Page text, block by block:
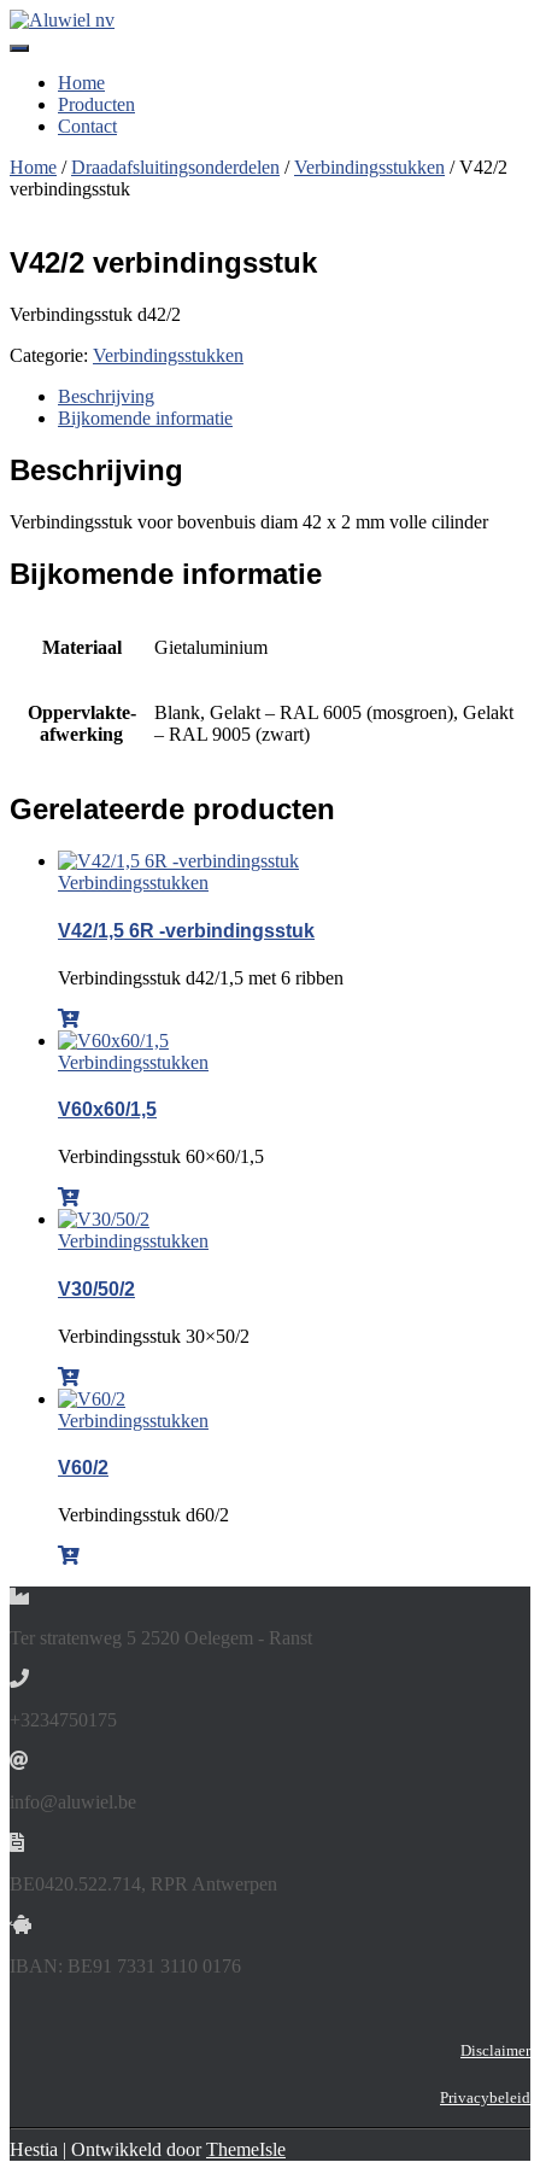
Navigatie
aan-/uitzetten
Home
Producten
Contact
Home /Draadafsluitingsonderdelen /Verbindingsstukken / V42/2
verbindingsstuk
V42/2 verbindingsstuk
Verbindingsstuk d42/2
Categorie: Verbindingsstukken
Beschrijving
Bijkomende informatie
Beschrijving
Verbindingsstuk voor bovenbuis diam 42 x 2 mm volle cilinder
Bijkomende informatie
Materiaal Gietaluminium
Oppervlakte-
afwerking
Blank, Gelakt – RAL 6005 (mosgroen), Gelakt
– RAL 9005 (zwart)
Gerelateerde producten
Verbindingsstukken
V42/1,5 6R -verbindingsstuk
Verbindingsstuk d42/1,5 met 6 ribben
Verbindingsstukken
V60x60/1,5
Verbindingsstuk 60×60/1,5
Verbindingsstukken
V30/50/2
Verbindingsstuk 30×50/2
Verbindingsstukken
V60/2
Verbindingsstuk d60/2
Ter stratenweg 5 2520 Oelegem - Ranst
+3234750175
info@aluwiel.be
BE0420.522.714, RPR Antwerpen
IBAN: BE91 7331 3110 0176
Disclaimer
Privacybeleid
Hestia | Ontwikkeld doorThemeIsle